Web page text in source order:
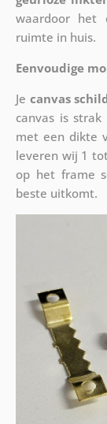
waardoor het
ruimte in huis.
Eenvoudige
Je canvas
canvas is
met een dikte
leveren wij 1
op het frame
beste uitkomt.